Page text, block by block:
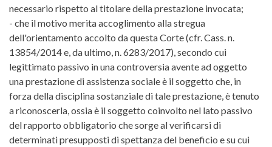
necessario rispetto al titolare della prestazione invocata;
- che il motivo merita accoglimento alla stregua
dell'orientamento accolto da questa Corte (cfr. Cass. n.
13854/2014 e, da ultimo, n. 6283/2017), secondo cui
legittimato passivo in una controversia avente ad oggetto
una prestazione di assistenza sociale è il soggetto che, in
forza della disciplina sostanziale di tale prestazione, è tenuto
a riconoscerla, ossia è il soggetto coinvolto nel lato passivo
del rapporto obbligatorio che sorge al verificarsi di
determinati presupposti di spettanza del beneficio e su cui